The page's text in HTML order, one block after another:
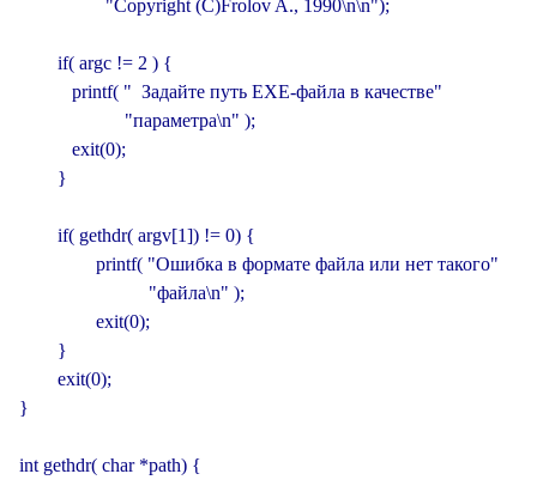
                  "Copyright (C)Frolov A., 1990\n\n");
        if( argc != 2 ) {
           printf( "  Задайте путь EXE-файла в качестве"
                      "параметра\n" );
           exit(0);
        }
        if( gethdr( argv[1]) != 0) {
                printf( "Ошибка в формате файла или нет такого"
                           "файла\n" );
                exit(0);
        }
        exit(0);
}
int gethdr( char *path) {